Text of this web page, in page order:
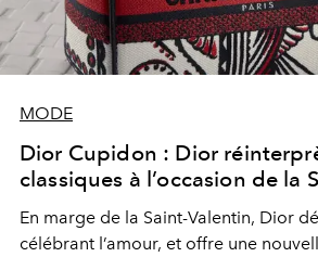
MODE
Dior Cupidon : Dior
classiques à l’occasion de la
En marge de la Saint-Valentin, Dior
célébrant l’amour, et offre une